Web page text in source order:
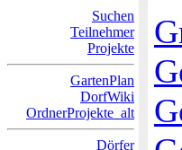
Suchen
Teilnehmer
Projekte
GartenPlan
DorfWiki
OrdnerProjekte_alt
Dörfer